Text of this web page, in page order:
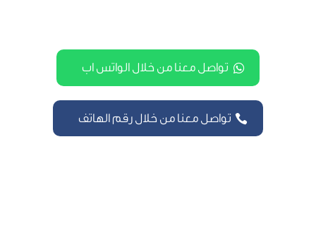
تواصل معنا من خلال الواتس اب
تواصل معنا من خلال رقم الهاتف